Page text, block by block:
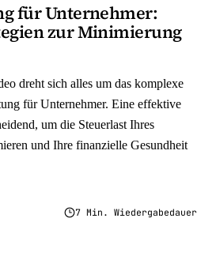
für Unternehmer:
zur Minimierung
dreht sich alles um das komplexe
für Unternehmer. Eine effektive
um die Steuerlast Ihres
und Ihre finanzielle Gesundheit
7 Min. Wiedergabedauer